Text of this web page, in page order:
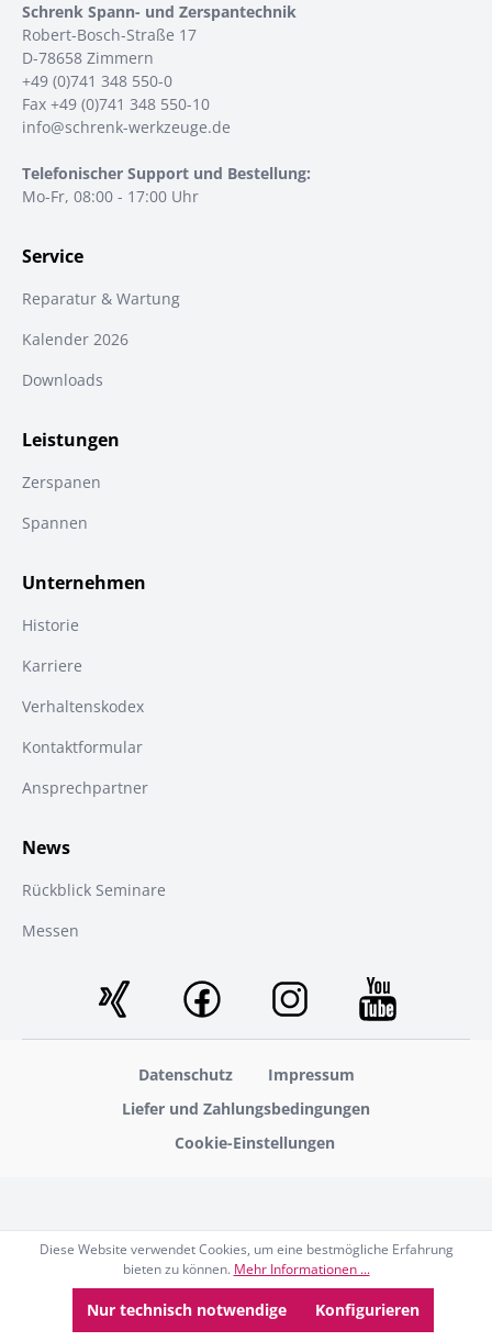
Schrenk Spann- und Zerspantechnik
Robert-Bosch-Straße 17
D-78658 Zimmern
+49 (0)741 348 550-0
Fax +49 (0)741 348 550-10
info@schrenk-werkzeuge.de
Telefonischer Support und Bestellung:
Mo-Fr, 08:00 - 17:00 Uhr
Service
Reparatur & Wartung
Kalender 2026
Downloads
Leistungen
Zerspanen
Spannen
Unternehmen
Historie
Karriere
Verhaltenskodex
Kontaktformular
Ansprechpartner
News
Rückblick Seminare
Messen
Datenschutz
Impressum
Liefer und Zahlungsbedingungen
Cookie-Einstellungen
Diese Website verwendet Cookies, um eine bestmögliche Erfahrung
bieten zu können. Mehr Informationen ...
Nur technisch notwendige Konfigurieren